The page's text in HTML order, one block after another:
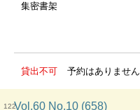
集密書架
貸出不可 予約はありません
122Vol.60 No.10 (658)